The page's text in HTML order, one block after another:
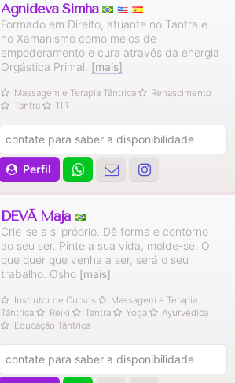
Agnideva Simha
Formado em Direito, atuante no Tantra e
no Xamanismo como meios de
empoderamento e cura através da energia
Orgástica Primal. [mais]
Massagem e Terapia Tântrica
Renascimento
Tantra
TIR
Perfil
contate para saber a disponibilidade
DEVĀ Mājā
Crie-se a si próprio. Dê forma e contorno
ao seu ser. Pinte a sua vida, molde-se. O
que quer que venha a ser, será o seu
trabalho. Osho [mais]
Instrutor de Cursos
Massagem e Terapia
Tântrica
Reiki Tantra Yoga
Ayurvédica
Educação Tântrica
contate para saber a disponibilidade